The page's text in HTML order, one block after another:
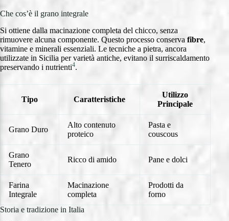
Che cos’è il grano integrale
Si ottiene dalla macinazione completa del chicco, senza
rimuovere alcuna componente. Questo processo conserva fibre,
vitamine e minerali essenziali. Le tecniche a pietra, ancora
utilizzate in Sicilia per varietà antiche, evitano il surriscaldamento
preservando i nutrienti4.
Tipo Caratteristiche
Utilizzo
Principale
Grano Duro
Alto contenuto
proteico
Pasta e
couscous
Grano
Tenero
Ricco di amido Pane e dolci
Farina
Integrale
Macinazione
completa
Prodotti da
forno
Storia e tradizione in Italia